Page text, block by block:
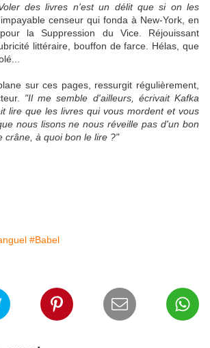
des livres n'est un délit que si on les
censeur qui fonda à New-York , en
la Suppression du Vice. Réjouissant
littéraire, bouffon de farce. Hélas, que
sur ces pages, ressurgit régulièrement,
"Il me semble d'ailleurs, écrivait Kafka
lire que les livres qui vous mordent et vous
nous lisons ne nous réveille pas d'un bon
crâne, à quoi bon le lire ?"
#Babel